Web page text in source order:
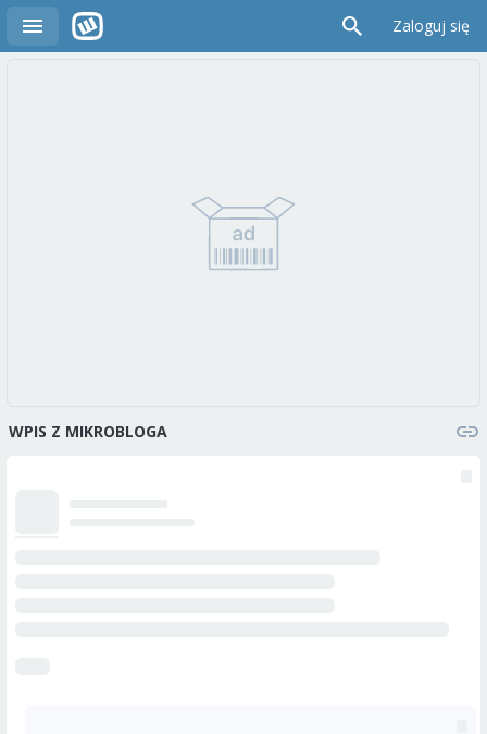
Zaloguj się
WPIS Z MIKROBLOGA